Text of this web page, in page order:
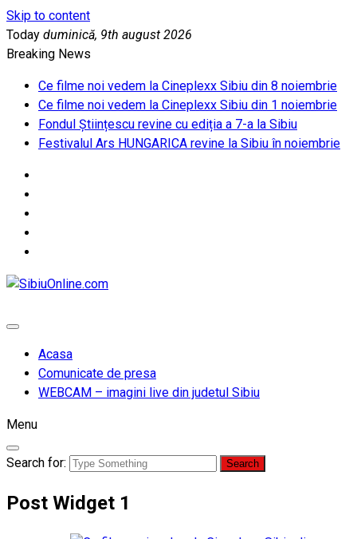
Skip to content
Today duminică, 9th august 2026
Breaking News
Ce filme noi vedem la Cineplexx Sibiu din 8 noiembrie
Ce filme noi vedem la Cineplexx Sibiu din 1 noiembrie
Fondul Științescu revine cu ediția a 7-a la Sibiu
Festivalul Ars HUNGARICA revine la Sibiu în noiembrie
Acasa
Comunicate de presa
WEBCAM – imagini live din judetul Sibiu
Menu
Search for:
Post Widget 1